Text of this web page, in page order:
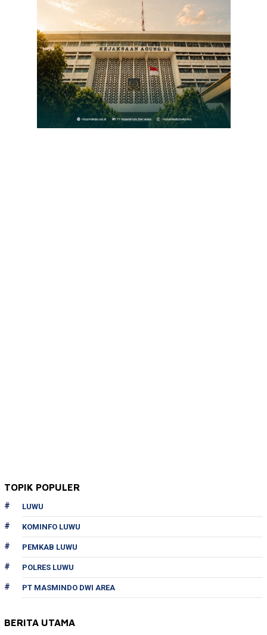
TOPIK POPULER
LUWU
KOMINFO LUWU
PEMKAB LUWU
POLRES LUWU
PT MASMINDO DWI AREA
BERITA UTAMA